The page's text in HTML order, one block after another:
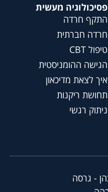
פסיכולוגיה מעשית
התקף חרדה
חרדה חברתית
טיפול CBT
הגישה ההומניסטית
איך לצאת מדיכאון
תחושת ריקנות
ניתוק רגשי